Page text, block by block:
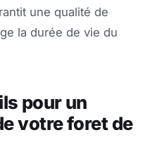
une qualité de
la durée de vie du
pour un
votre foret de